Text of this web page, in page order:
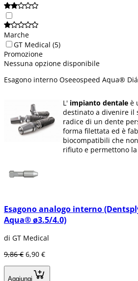
Marche
GT Medical (5)
Promozione
Nessuna opzione disponibile
Esagono interno Oseeospeed Aqua®
L' impianto dentale è
destinato a divenire il
radice di un dente
forma filettata ed è
biocompatibili che
rifiuto e permettono
materiale ceramico).
Sostituendo i denti
Esagono analogo interno
Aqua® ø3.5/4.0)
di GT Medical
9,86 € 6,90 €
Aggiungi